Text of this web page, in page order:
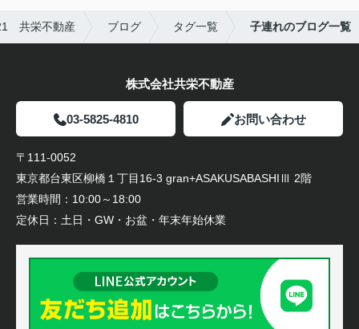
共栄不動産 ブログ タグ一覧 子連れのブログ一覧
株式会社共栄不動産
03-5825-4810 お問い合わせ
〒111-0052
東京都台東区柳橋１丁目16-3 gran+ASAKUSABASHIⅢ 2階
営業時間： 10:00～18:00
定休日： 土日・GW・お盆・年末年始休業